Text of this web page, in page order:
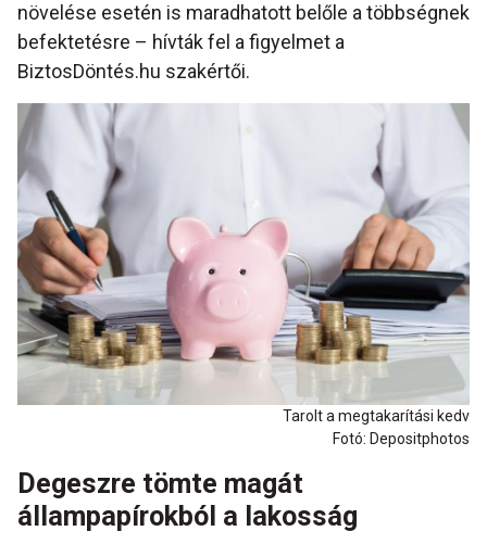
növelése esetén is maradhatott belőle a többségnek
befektetésre – hívták fel a figyelmet a
BiztosDöntés.hu szakértői.
Tarolt a megtakarítási kedv
Fotó: Depositphotos
Degeszre tömte magát
állampapírokból a lakosság